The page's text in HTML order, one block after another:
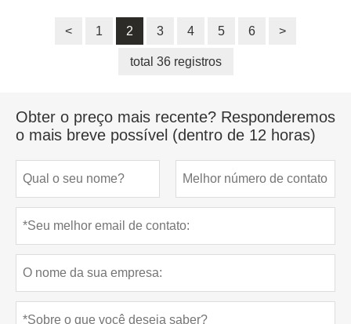
< 1 2 3 4 5 6 >
total 36 registros
Obter o preço mais recente? Responderemos
o mais breve possível (dentro de 12 horas)